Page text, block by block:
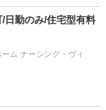
/日勤のみ/住宅型有料
ム ナーシング・ヴィ